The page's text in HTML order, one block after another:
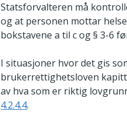
Statsforvalteren må
og at personen mottar
bokstavene a til c og § 3-6
I situasjoner hvor det gis
brukerrettighetsloven
av hva som er riktig
4.2.4.4.